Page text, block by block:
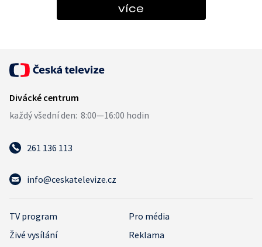
více
261 136 113
info@ceskatelevize.cz
TV program
Pro média
Živé vysílání
Reklama